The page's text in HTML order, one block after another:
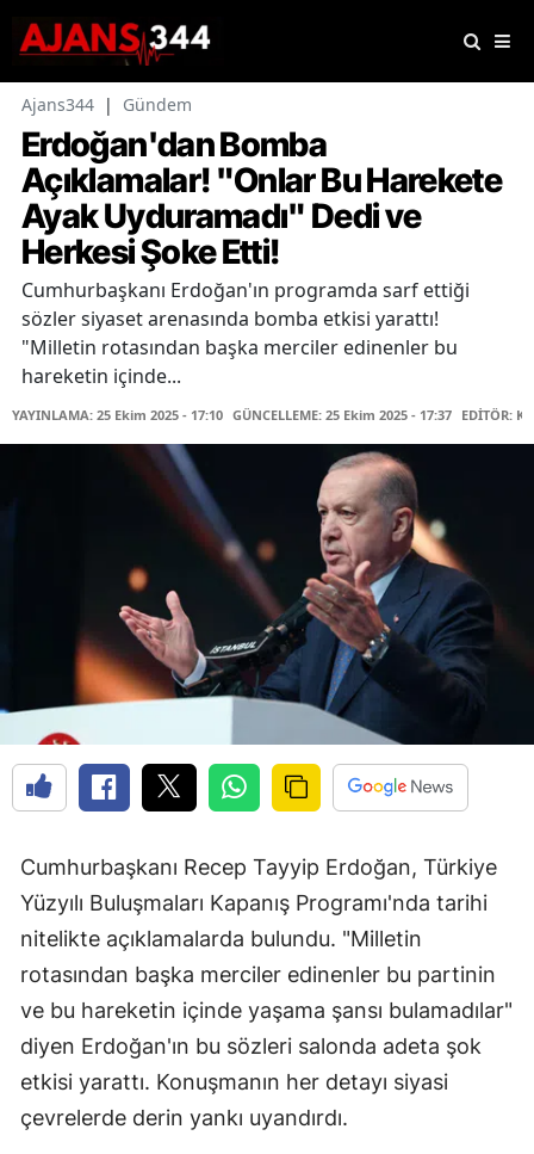
Ajans344 | Gündem
Erdoğan'dan Bomba
Açıklamalar! "Onlar Bu Harekete
Ayak Uyduramadı" Dedi ve
Herkesi Şoke Etti!
Cumhurbaşkanı Erdoğan'ın programda sarf ettiği
sözler siyaset arenasında bomba etkisi yarattı!
"Milletin rotasından başka merciler edinenler bu
hareketin içinde...
YAYINLAMA: 25 Ekim 2025 - 17:10 GÜNCELLEME: 25 Ekim 2025 - 17:37 EDİTÖR:
Cumhurbaşkanı Recep Tayyip Erdoğan, Türkiye
Yüzyılı Buluşmaları Kapanış Programı'nda tarihi
nitelikte açıklamalarda bulundu. "Milletin
rotasından başka merciler edinenler bu partinin
ve bu hareketin içinde yaşama şansı bulamadılar"
diyen Erdoğan'ın bu sözleri salonda adeta şok
etkisi yarattı. Konuşmanın her detayı siyasi
çevrelerde derin yankı uyandırdı.